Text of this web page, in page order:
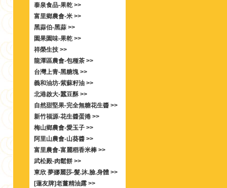
泰泉食品-果乾 >>
富里鄉農會-米 >>
黑蒜伯-黑蒜 >>
園果園味-果乾 >>
祥榮生技 >>
龍潭區農會-包種茶 >>
台灣上青-黑糖塊 >>
義和油坊-紫蘇籽油 >>
北港啟大-蠶豆酥 >>
自然甜堅果-完全無糖花生醬 >>
新竹福源-花生醬蛋捲 >>
梅山鄉農會-愛玉子 >>
阿里山農會-山葵醬 >>
富里農會-富麗稻香米棒 >>
武松殿-肉鬆餅 >>
東欣 夢娜麗莎-髮.沐.臉.身體 >>
[蓮友牌]老薑精油露 >>